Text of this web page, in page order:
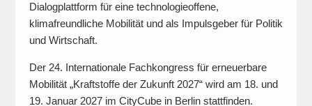
Dialogplattform für eine technologieoffene,
klimafreundliche Mobilität und als Impulsgeber für Politik
und Wirtschaft.
Der 24. Internationale Fachkongress für erneuerbare
Mobilität „Kraftstoffe der Zukunft 2027“ wird am 18. und
19. Januar 2027 im CityCube in Berlin stattfinden.